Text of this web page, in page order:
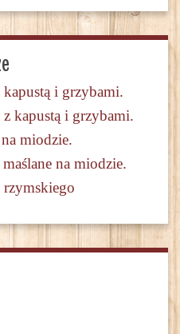
i grzybami.
kapustą i grzybami.
miodzie.
na miodzie.